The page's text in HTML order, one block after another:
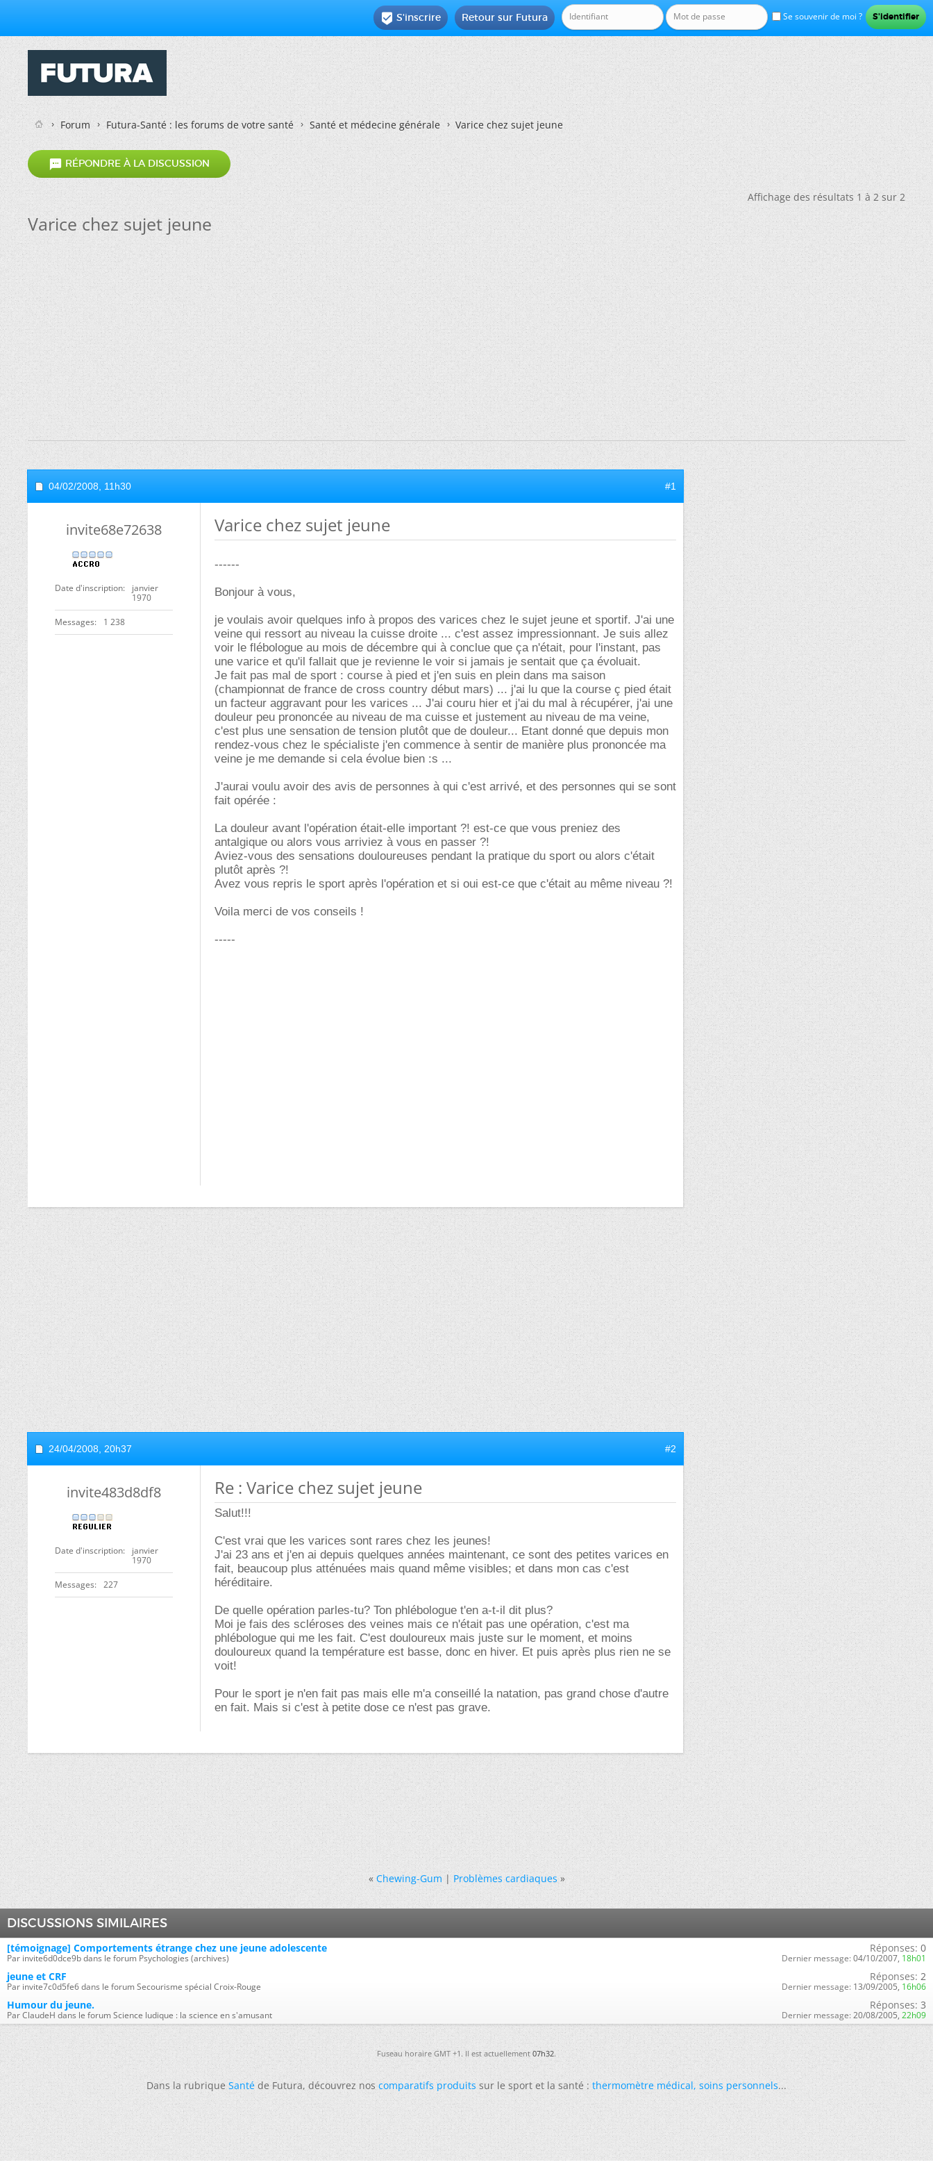
Se souvenir de moi ?
Retour sur Futura
 S'inscrire
Forum Futura-Santé : les forums de votre santé Santé et médecine générale Varice chez sujet jeune
 RÉPONDRE À LA DISCUSSION
Affichage des résultats 1 à 2 sur 2
Varice chez sujet jeune
04/02/2008, 11h30 #1
invite68e72638
Date d'inscription
janvier
1970
Messages 1 238
Varice chez sujet jeune
------
Bonjour à vous,
je voulais avoir quelques info à propos des varices chez le sujet jeune et sportif. J'ai une
veine qui ressort au niveau la cuisse droite ... c'est assez impressionnant. Je suis allez
voir le flébologue au mois de décembre qui à conclue que ça n'était, pour l'instant, pas
une varice et qu'il fallait que je revienne le voir si jamais je sentait que ça évoluait.
Je fait pas mal de sport : course à pied et j'en suis en plein dans ma saison
(championnat de france de cross country début mars) ... j'ai lu que la course ç pied était
un facteur aggravant pour les varices ... J'ai couru hier et j'ai du mal à récupérer, j'ai une
douleur peu prononcée au niveau de ma cuisse et justement au niveau de ma veine,
c'est plus une sensation de tension plutôt que de douleur... Etant donné que depuis mon
rendez-vous chez le spécialiste j'en commence à sentir de manière plus prononcée ma
veine je me demande si cela évolue bien :s ...
J'aurai voulu avoir des avis de personnes à qui c'est arrivé, et des personnes qui se sont
fait opérée :
La douleur avant l'opération était-elle important ?! est-ce que vous preniez des
antalgique ou alors vous arriviez à vous en passer ?!
Aviez-vous des sensations douloureuses pendant la pratique du sport ou alors c'était
plutôt après ?!
Avez vous repris le sport après l'opération et si oui est-ce que c'était au même niveau ?!
Voila merci de vos conseils !
-----
24/04/2008, 20h37 #2
invite483d8df8
Date d'inscription
janvier
1970
Messages 227
Re : Varice chez sujet jeune
Salut!!!
C'est vrai que les varices sont rares chez les jeunes!
J'ai 23 ans et j'en ai depuis quelques années maintenant, ce sont des petites varices en
fait, beaucoup plus atténuées mais quand même visibles; et dans mon cas c'est
héréditaire.
De quelle opération parles-tu? Ton phlébologue t'en a-t-il dit plus?
Moi je fais des scléroses des veines mais ce n'était pas une opération, c'est ma
phlébologue qui me les fait. C'est douloureux mais juste sur le moment, et moins
douloureux quand la température est basse, donc en hiver. Et puis après plus rien ne se
voit!
Pour le sport je n'en fait pas mais elle m'a conseillé la natation, pas grand chose d'autre
en fait. Mais si c'est à petite dose ce n'est pas grave.
« Chewing-Gum|Problèmes cardiaques »
DISCUSSIONS SIMILAIRES
[témoignage] Comportements étrange chez une jeune adolescente
Par invite6d0dce9b dans le forum Psychologies (archives)
Réponses: 0
Dernier message: 04/10/2007, 18h01
jeune et CRF
Par invite7c0d5fe6 dans le forum Secourisme spécial Croix-Rouge
Réponses: 2
Dernier message: 13/09/2005, 16h06
Humour du jeune.
Par ClaudeH dans le forum Science ludique : la science en s'amusant
Réponses: 3
Dernier message: 20/08/2005, 22h09
Fuseau horaire GMT +1. Il est actuellement07h32.
Dans la rubriqueSantéde Futura, découvrez noscomparatifs produitssur le sport et la santé :thermomètre médical,soins personnels...